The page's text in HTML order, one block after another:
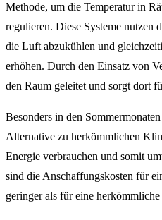
Methode, um die Temperatur in
regulieren. Diese Systeme nutzen
die Luft abzukühlen und
erhöhen. Durch den Einsatz von
den Raum geleitet und sorgt dort
Besonders in den
Alternative zu herkömmlichen
Energie verbrauchen und somit
sind die Anschaffungskosten für
geringer als für eine